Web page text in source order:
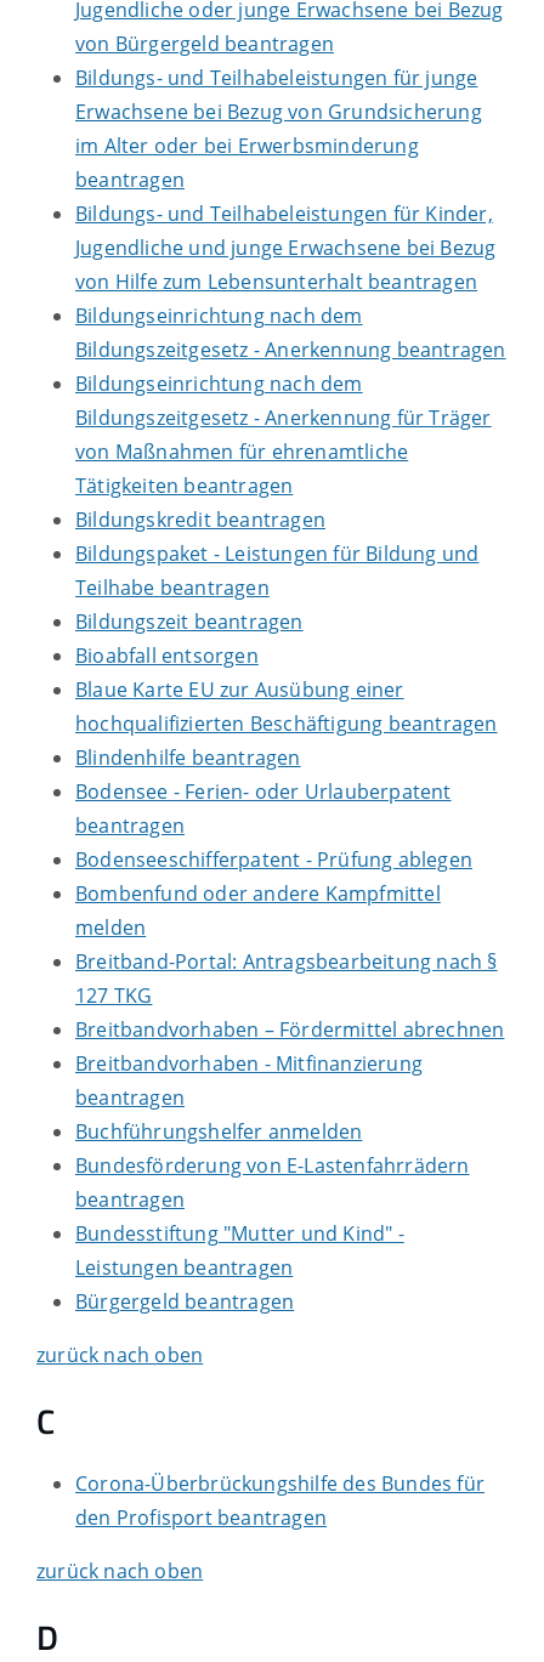
Jugendliche oder junge Erwachsene bei Bezug
von Bürgergeld beantragen
Bildungs- und Teilhabeleistungen für junge
Erwachsene bei Bezug von Grundsicherung
im Alter oder bei Erwerbsminderung
beantragen
Bildungs- und Teilhabeleistungen für Kinder,
Jugendliche und junge Erwachsene bei Bezug
von Hilfe zum Lebensunterhalt beantragen
Bildungseinrichtung nach dem
Bildungszeitgesetz - Anerkennung beantragen
Bildungseinrichtung nach dem
Bildungszeitgesetz - Anerkennung für Träger
von Maßnahmen für ehrenamtliche
Tätigkeiten beantragen
Bildungskredit beantragen
Bildungspaket - Leistungen für Bildung und
Teilhabe beantragen
Bildungszeit beantragen
Bioabfall entsorgen
Blaue Karte EU zur Ausübung einer
hochqualifizierten Beschäftigung beantragen
Blindenhilfe beantragen
Bodensee - Ferien- oder Urlauberpatent
beantragen
Bodenseeschifferpatent - Prüfung ablegen
Bombenfund oder andere Kampfmittel
melden
Breitband-Portal: Antragsbearbeitung nach §
127 TKG
Breitbandvorhaben – Fördermittel abrechnen
Breitbandvorhaben - Mitfinanzierung
beantragen
Buchführungshelfer anmelden
Bundesförderung von E-Lastenfahrrädern
beantragen
Bundesstiftung "Mutter und Kind" -
Leistungen beantragen
Bürgergeld beantragen
zurück nach oben
C
Corona-Überbrückungshilfe des Bundes für
den Profisport beantragen
zurück nach oben
D